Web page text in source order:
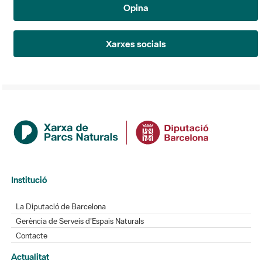
Opina
Xarxes socials
Institució
La Diputació de Barcelona
Gerència de Serveis d'Espais Naturals
Contacte
Actualitat